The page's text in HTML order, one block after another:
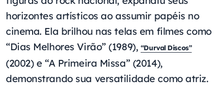
horizontes artísticos ao assumir papéis no
cinema. Ela brilhou nas telas em filmes como
“Dias Melhores Virão” (1989), “Durval Discos”
(2002) e “A Primeira Missa” (2014),
demonstrando sua versatilidade como atriz.